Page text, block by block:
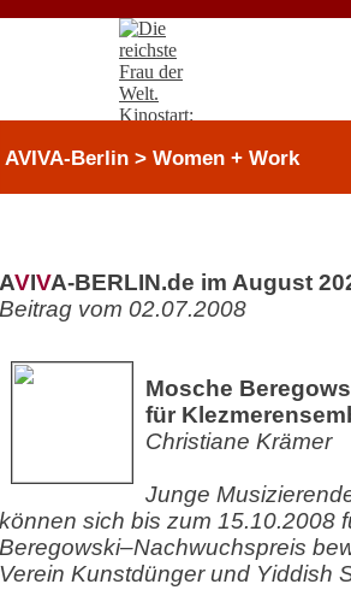
AVIVA-Berlin > Women + Work
AVIVA-BERLIN.de im August
Beitrag vom 02.07.2008
Mosche
für
Christiane Krämer
Junge
können sich bis zum 15.10.2008
Beregowski–Nachwuchspreis
Verein Kunstdünger und Yiddish